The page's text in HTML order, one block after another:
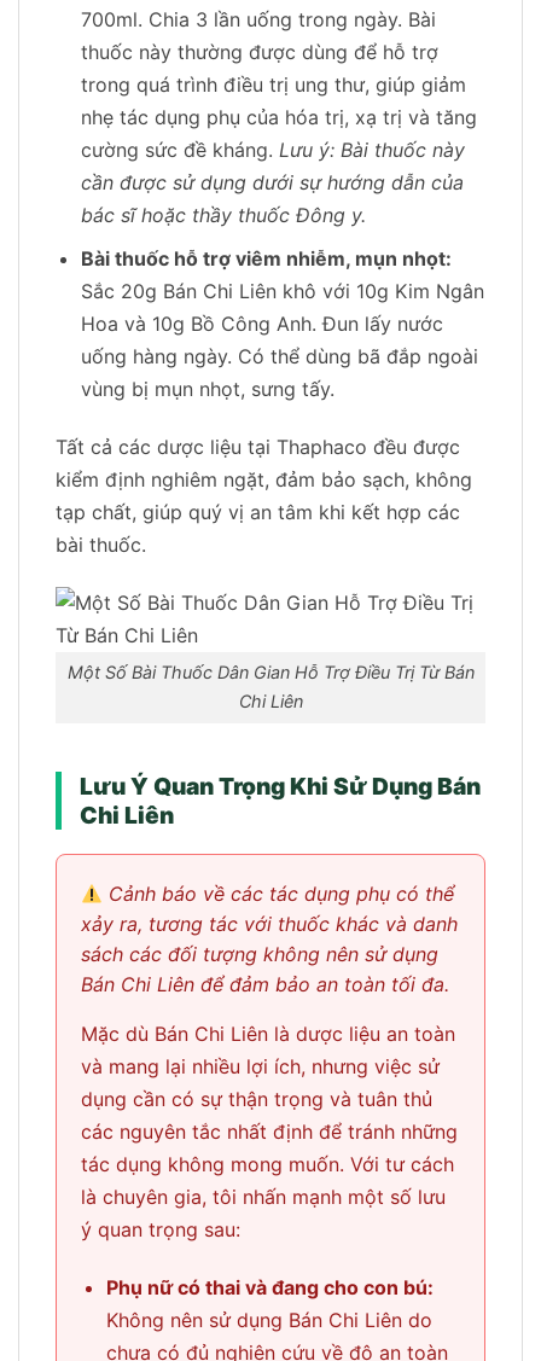
700ml. Chia 3 lần uống trong ngày. Bài
thuốc này thường được dùng để hỗ trợ
trong quá trình điều trị ung thư, giúp giảm
nhẹ tác dụng phụ của hóa trị, xạ trị và tăng
cường sức đề kháng. Lưu ý: Bài thuốc này
cần được sử dụng dưới sự hướng dẫn của
bác sĩ hoặc thầy thuốc Đông y.
Bài thuốc hỗ trợ viêm nhiễm, mụn nhọt:
Sắc 20g Bán Chi Liên khô với 10g Kim Ngân
Hoa và 10g Bồ Công Anh. Đun lấy nước
uống hàng ngày. Có thể dùng bã đắp ngoài
vùng bị mụn nhọt, sưng tấy.
Tất cả các dược liệu tại Thaphaco đều được
kiểm định nghiêm ngặt, đảm bảo sạch, không
tạp chất, giúp quý vị an tâm khi kết hợp các
bài thuốc.
Một Số Bài Thuốc Dân Gian Hỗ Trợ Điều Trị Từ Bán
Chi Liên
Lưu Ý Quan Trọng Khi Sử Dụng Bán
Chi Liên
Cảnh báo về các tác dụng phụ có thể
xảy ra, tương tác với thuốc khác và danh
sách các đối tượng không nên sử dụng
Bán Chi Liên để đảm bảo an toàn tối đa.
Mặc dù Bán Chi Liên là dược liệu an toàn
và mang lại nhiều lợi ích, nhưng việc sử
dụng cần có sự thận trọng và tuân thủ
các nguyên tắc nhất định để tránh những
tác dụng không mong muốn. Với tư cách
là chuyên gia, tôi nhấn mạnh một số lưu
ý quan trọng sau:
Phụ nữ có thai và đang cho con bú:
Không nên sử dụng Bán Chi Liên do
chưa có đủ nghiên cứu về độ an toàn